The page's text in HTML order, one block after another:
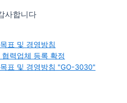
사합니다
표 및 경영방침
력업체 등록 확정
표 및 경영방침 "GO-3030"